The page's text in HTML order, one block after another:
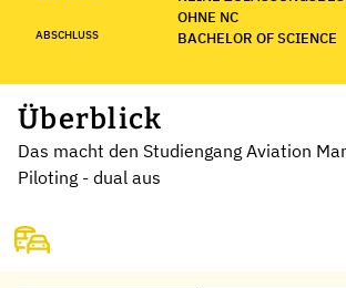
OHNE NC
ABSCHLUSS BACHELOR OF SCIENCE
Überblick
Das macht den Studiengang Aviation
Piloting - dual aus